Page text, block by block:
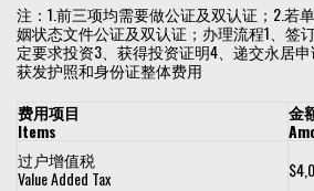
注：1.前三项均需要做公证及双认证；2.若
姻状态文件公证及双认证；办理流程1、签
定要求投资3、获得投资证明4、递交永居申
获发护照和身份证整体费用
费用项目
Items
金
过户增值税
Value Added Tax